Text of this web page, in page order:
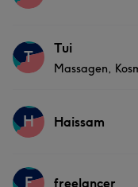
Was unsere Kunden
Services
T Tui
Massagen,
Services
H Haissam
Services
F freelancer